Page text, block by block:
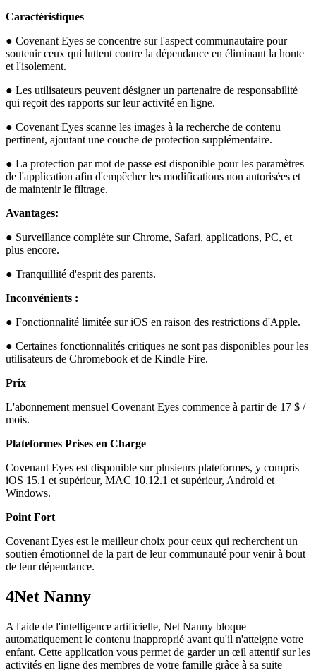
Caractéristiques
● Covenant Eyes se concentre sur l'aspect communautaire pour
soutenir ceux qui luttent contre la dépendance en éliminant la honte
et l'isolement.
● Les utilisateurs peuvent désigner un partenaire de responsabilité
qui reçoit des rapports sur leur activité en ligne.
● Covenant Eyes scanne les images à la recherche de contenu
pertinent, ajoutant une couche de protection supplémentaire.
● La protection par mot de passe est disponible pour les paramètres
de l'application afin d'empêcher les modifications non autorisées et
de maintenir le filtrage.
Avantages:
● Surveillance complète sur Chrome, Safari, applications, PC, et
plus encore.
● Tranquillité d'esprit des parents.
Inconvénients :
● Fonctionnalité limitée sur iOS en raison des restrictions d'Apple.
● Certaines fonctionnalités critiques ne sont pas disponibles pour les
utilisateurs de Chromebook et de Kindle Fire.
Prix
L'abonnement mensuel Covenant Eyes commence à partir de 17 $ /
mois.
Plateformes Prises en Charge
Covenant Eyes est disponible sur plusieurs plateformes, y compris
iOS 15.1 et supérieur, MAC 10.12.1 et supérieur, Android et
Windows.
Point Fort
Covenant Eyes est le meilleur choix pour ceux qui recherchent un
soutien émotionnel de la part de leur communauté pour venir à bout
de leur dépendance.
4Net Nanny
A l'aide de l'intelligence artificielle, Net Nanny bloque
automatiquement le contenu inapproprié avant qu'il n'atteigne votre
enfant. Cette application vous permet de garder un œil attentif sur les
activités en ligne des membres de votre famille grâce à sa suite